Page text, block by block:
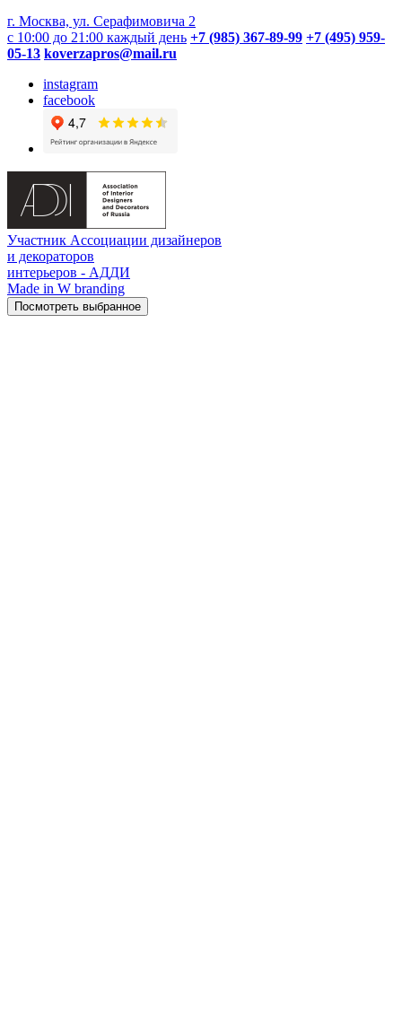
г. Москва, ул. Серафимовича 2
с 10:00 до 21:00 каждый день +7 (985) 367-89-99 +7 (495) 959-
05-13 koverzapros@mail.ru
instagram
facebook
Участник Ассоциации дизайнеров
и декораторов
интерьеров - АДДИ
Made in W branding
Посмотреть выбранное